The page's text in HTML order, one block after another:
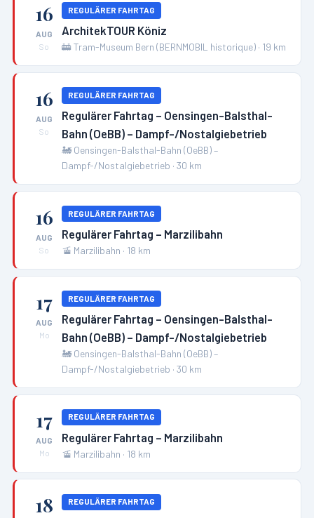
16
AUG
So
REGULÄRER FAHRTAG
ArchitekTOUR Köniz
🚋 Tram-Museum Bern (BERNMOBIL historique) · 19 km
16
AUG
So
REGULÄRER FAHRTAG
Regulärer Fahrtag – Oensingen-Balsthal-
Bahn (OeBB) – Dampf-/Nostalgiebetrieb
🚂 Oensingen-Balsthal-Bahn (OeBB) –
Dampf-/Nostalgiebetrieb ·30 km
16
AUG
So
REGULÄRER FAHRTAG
Regulärer Fahrtag – Marzilibahn
🚡 Marzilibahn · 18 km
17
AUG
Mo
REGULÄRER FAHRTAG
Regulärer Fahrtag – Oensingen-Balsthal-
Bahn (OeBB) – Dampf-/Nostalgiebetrieb
🚂 Oensingen-Balsthal-Bahn (OeBB) –
Dampf-/Nostalgiebetrieb ·30 km
17
AUG
Mo
REGULÄRER FAHRTAG
Regulärer Fahrtag – Marzilibahn
🚡 Marzilibahn · 18 km
18 REGULÄRER FAHRTAG